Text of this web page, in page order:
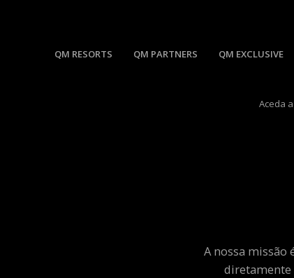
QM RESORTS QM PARTNERS QM EXCLUSIVE
Aceda
A nossa missão
diretamente